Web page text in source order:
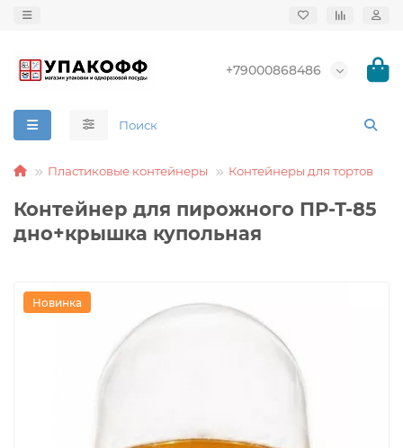
+79000868486
Пластиковые контейнеры Контейнеры для тортов
Контейнер для пирожного ПР-Т-85
дно+крышка купольная
Новинка